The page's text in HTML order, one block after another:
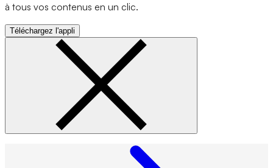
à tous vos contenus en un clic.
Téléchargez l'appli